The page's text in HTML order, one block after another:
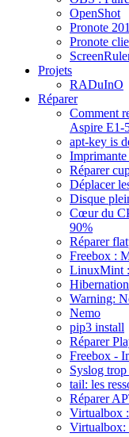
OpenShot
Pronote
Pronote
Projets
RADuInO
Réparer
Comment
Aspire E1-
apt-key is
Réparer
Déplacer
Disque
Cœur du
90%
Réparer
Freebox :
LinuxMint :
Hibernation
Warning:
Nemo
pip3 install
Réparer
Freebox -
Syslog
tail: les
Réparer
Virtualbox